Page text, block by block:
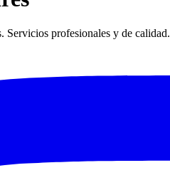
Servicios profesionales y de calidad.